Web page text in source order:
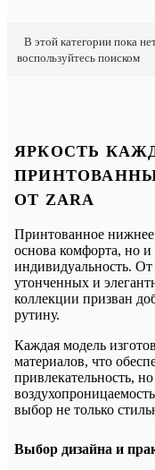
В этой категории пока
воспользуйтесь поиском
ЯРКОСТЬ
ОТ ZARA
Принтованное нижнее
основа комфорта, но
индивидуальность.
утонченных и
коллекции призван
рутину.
Каждая модель
материалов, что
привлекательность,
выбор не только
Выбор дизайна и